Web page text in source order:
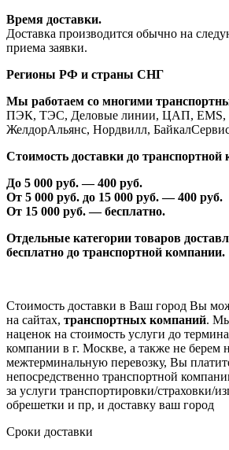
Время доставки.
Доставка производится обычно на
приема заявки.
Регионы РФ и страны СНГ
Мы работаем со многими
ПЭК, ТЭС, Деловые линии, ЦАП, EMS,
ЖелдорАльянс, Нордвилл,
Стоимость доставки до транспортной
До 5 000 руб. —400 руб.
От 5 000 руб. до 15 000 руб. —400 руб.
От 15 000 руб. — бесплатно.
Отдельные категории товаров
бесплатно до транспортной компании.
Стоимость доставки в Ваш город Вы
на сайтах, транспортных компаний.
наценок на стоимость услуги до
компании в г. Москве, а также не берем
межтерминальную перевозку, Вы
непосредственно транспортной
за услуги транспортировки/страховки/
обрешетки и пр, и доставку ваш город
Сроки доставки